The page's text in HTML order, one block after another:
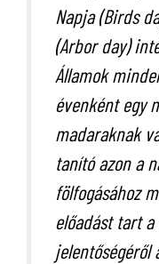
Napja (Birds
(Arbor day)
Államok
évenként egy
madaraknak
tanító azon a
fölfogásához
előadást tart
jelentőségéről